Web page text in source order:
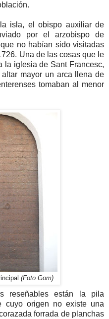
isla, el obispo auxiliar de
por el arzobispo de
no habían sido visitadas
Una de las cosas que le
la iglesia de Sant Francesc,
mayor un arca llena de
tomaban al menor
(Foto Gom)
reseñables están la pila
cuyo origen no existe una
forrada de planchas